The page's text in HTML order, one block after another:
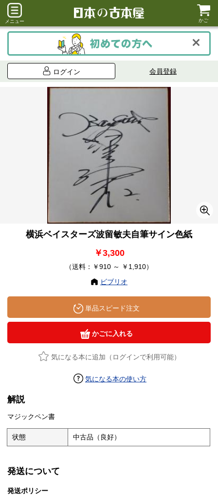
メニュー かご
ログイン 会員登録
横浜ベイスターズ波留敏夫自筆サイン色紙
￥3,300
（送料：￥910 ～ ￥1,910）
ビブリオ
単品スピード注文
かごに入れる
気になる本に追加（ログインで利用可能）
気になる本の使い方
解説
マジックペン書
状態 中古品（良好）
発送について
発送ポリシー